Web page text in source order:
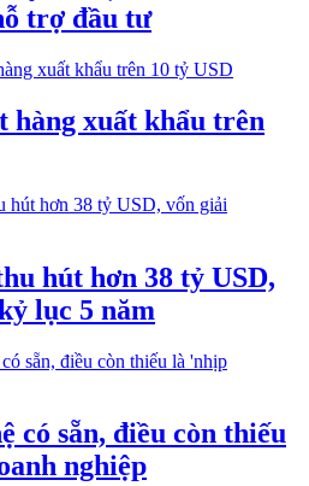
trợ đầu tư
hàng xuất khẩu trên
hút hơn 38 tỷ USD,
lục 5 năm
có sẵn, điều còn thiếu
nghiệp